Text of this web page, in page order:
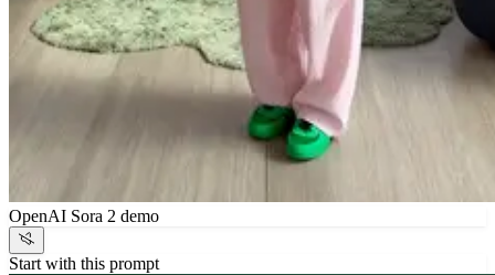
OpenAI Sora 2 demo
Start with this prompt